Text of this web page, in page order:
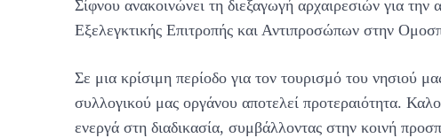
Σίφνου ανακοινώνει τη διεξαγωγή αρχαιρεσιών για την
Εξελεγκτικής Επιτροπής και Αντιπροσώπων στην
Σε μια κρίσιμη περίοδο για τον τουρισμό του νησιού
συλλογικού μας οργάνου αποτελεί προτεραιότητα.
ενεργά στη διαδικασία, συμβάλλοντας στην κοινή